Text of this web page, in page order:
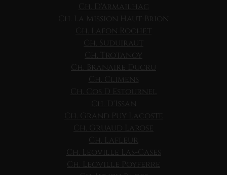
Ch. D'Armailhac
Ch. La Mission Haut-Brion
Ch. Lafon Rochet
Ch. Suduiraut
Ch. Trotanoy
Ch. Branaire Ducru
Ch. Climens
Ch. Cos D Estournel
Ch. D'Issan
Ch. Grand Puy Lacoste
Ch. Gruaud Larose
Ch. Lafleur
Ch. Leoville Las-Cases
Ch. Leoville Poyferre